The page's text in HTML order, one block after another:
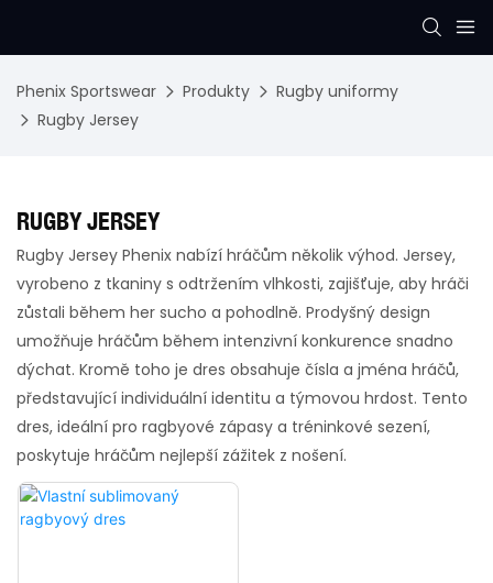
Phenix Sportswear Produkty
Rugby uniformy
Rugby Jersey
RUGBY JERSEY
Rugby Jersey Phenix nabízí hráčům několik výhod. Jersey,
vyrobeno z tkaniny s odtržením vlhkosti, zajišťuje, aby hráči
zůstali během her sucho a pohodlně. Prodyšný design
umožňuje hráčům během intenzivní konkurence snadno
dýchat. Kromě toho je dres obsahuje čísla a jména hráčů,
představující individuální identitu a týmovou hrdost. Tento
dres, ideální pro ragbyové zápasy a tréninkové sezení,
poskytuje hráčům nejlepší zážitek z nošení.